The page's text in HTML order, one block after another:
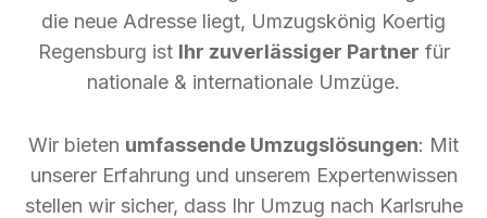
die neue Adresse liegt, Umzugskönig Koertig
Regensburg ist Ihr zuverlässiger Partner für
nationale & internationale Umzüge.
Wir bieten umfassende Umzugslösungen: Mit
unserer Erfahrung und unserem Expertenwissen
stellen wir sicher, dass Ihr Umzug nach Karlsruhe